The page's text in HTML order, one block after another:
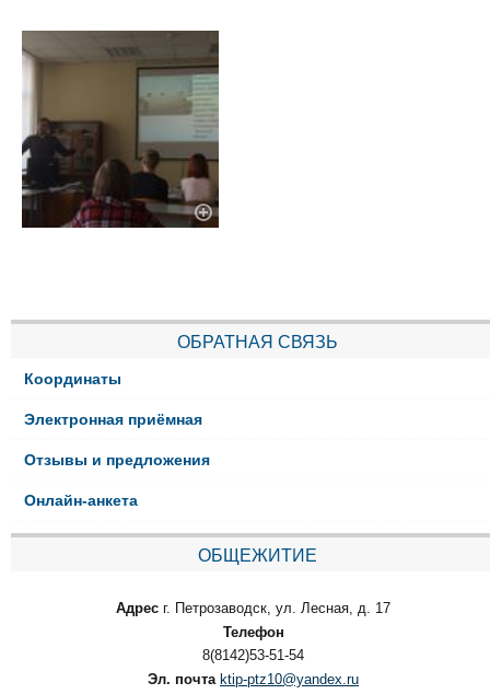
ОБРАТНАЯ СВЯЗЬ
Координаты
Электронная приёмная
Отзывы и предложения
Онлайн-анкета
ОБЩЕЖИТИЕ
Адрес г. Петрозаводск, ул. Лесная, д. 17
Телефон
8(8142)53-51-54
Эл. почта ktip-ptz10@yandex.ru